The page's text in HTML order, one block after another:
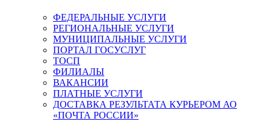
ФЕДЕРАЛЬНЫЕ УСЛУГИ
РЕГИОНАЛЬНЫЕ УСЛУГИ
МУНИЦИПАЛЬНЫЕ УСЛУГИ
ПОРТАЛ ГОСУСЛУГ
ТОСП
ФИЛИАЛЫ
ВАКАНСИИ
ПЛАТНЫЕ УСЛУГИ
ДОСТАВКА РЕЗУЛЬТАТА КУРЬЕРОМ АО
«ПОЧТА РОССИИ»